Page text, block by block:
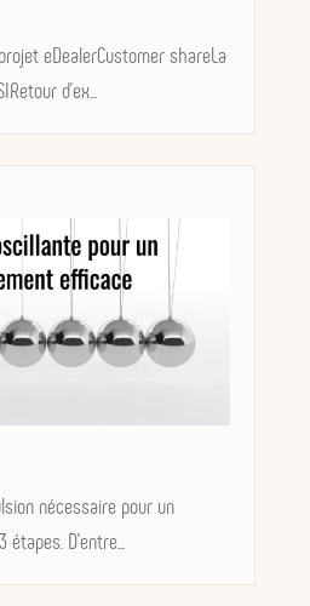
eDealerCustomer shareLa
d'ex...
nécessaire pour un
D'entre...